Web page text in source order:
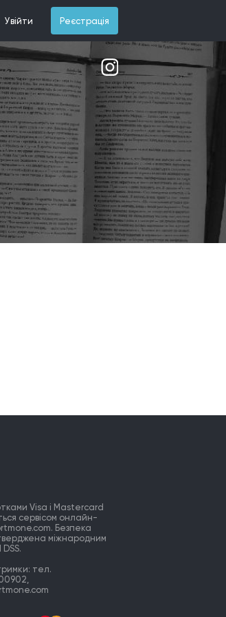
Увійти Реєстрація
Visa і Mastercard
сервісом онлайн-
Безпека
міжнародним
тел.